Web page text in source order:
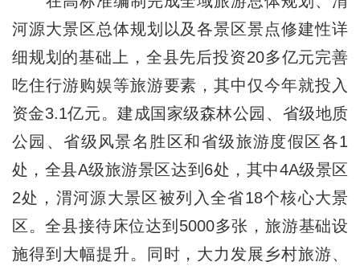
河源大景区总体规划以及各景区景点修建性详
细规划的基础上，全县先后投资20多亿元完善
吃住行游购娱等旅游要素，其中仅今年就投入
资金3.1亿元。建成国家级森林公园、省级地质
公园、省级风景名胜区和省级旅游度假区各1
处，全县A级旅游景区达到6处，其中4A级景区
2处，渭河源大景区被列入全省18个核心大景
区。全县接待床位达到5000多张，旅游基础设
施得到大幅提升。同时，大力发展乡村旅游、